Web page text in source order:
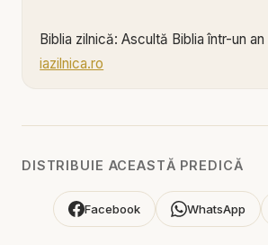
Biblia zilnică: Ascultă Biblia într-un
iazilnica.ro
creștine
„Scoate-ți încălțămintea din
DISTRIBUIE ACEASTĂ PREDICĂ
Facebook WhatsApp